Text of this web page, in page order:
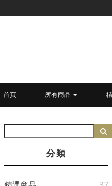
首頁 所有商品
分類